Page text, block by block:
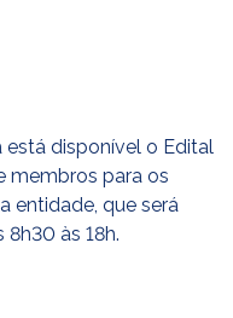
está disponível o Edital
membros para os
entidade, que será
às 18h.